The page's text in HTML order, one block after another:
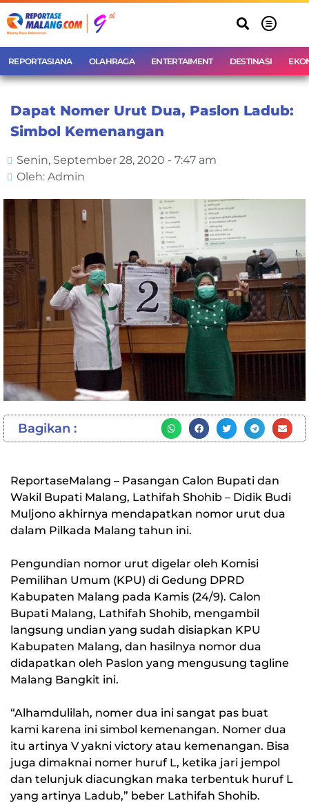
REPORTASIANA OLAHRAGA ENTERTAIMENT DESTINASI
Dapat Nomer Urut Dua, Paslon Ladub:
Simbol Kemenangan
Senin, September 28, 2020 - 7:47 am
Oleh: Admin
Bagikan :
ReportaseMalang – Pasangan Calon Bupati dan
Wakil Bupati Malang, Lathifah Shohib – Didik Budi
Muljono akhirnya mendapatkan nomor urut dua
dalam Pilkada Malang tahun ini.
Pengundian nomor urut digelar oleh Komisi
Pemilihan Umum (KPU) di Gedung DPRD
Kabupaten Malang pada Kamis (24/9). Calon
Bupati Malang, Lathifah Shohib, mengambil
langsung undian yang sudah disiapkan KPU
Kabupaten Malang, dan hasilnya nomor dua
didapatkan oleh Paslon yang mengusung tagline
Malang Bangkit ini.
“Alhamdulilah, nomer dua ini sangat pas buat
kami karena ini simbol kemenangan. Nomer dua
itu artinya V yakni victory atau kemenangan. Bisa
juga dimaknai nomer huruf L, ketika jari jempol
dan telunjuk diacungkan maka terbentuk huruf L
yang artinya Ladub,” beber Lathifah Shohib.